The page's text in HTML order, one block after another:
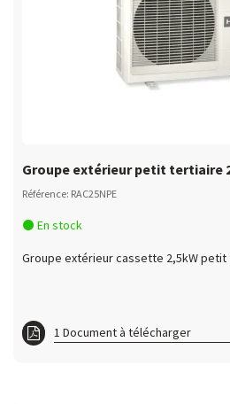
Groupe extérieur petit tertiaire
Référence: RAC25NPE
En stock
Groupe extérieur cassette 2,5kW petit
1 Document à télécharger